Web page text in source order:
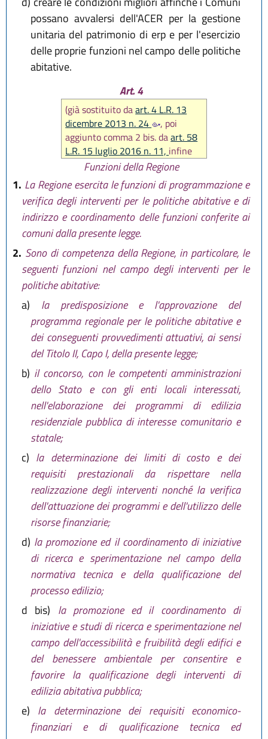
possano avvalersi dell'ACER per la gestione
unitaria del patrimonio di erp e per l'esercizio
delle proprie funzioni nel campo delle politiche
abitative.
Art. 4
(già sostituito daart. 4 L.R. 13
dicembre 2013 n. 24
, poi
aggiunto comma 2 bis. daart. 58
L.R. 15 luglio 2016 n. 11, infine
aggiunti lett. d bis) al comma 2 e
comma 5 bis. da
art. 2 L.R. 23
dicembre 2016 n. 25,aggiunta
lett. e bis) comma 2 daart. 15 L.R.
30 luglio 2019, n.13)
Funzioni della Regione
1. La Regione esercita le funzioni di programmazione e
verifica degli interventi per le politiche abitative e di
indirizzo e coordinamento delle funzioni conferite ai
comuni dalla presente legge.
2. Sono di competenza della Regione, in particolare, le
seguenti funzioni nel campo degli interventi per le
politiche abitative:
a)
la predisposizione e l'approvazione del
programma regionale per le politiche abitative e
dei conseguenti provvedimenti attuativi, ai sensi
del Titolo II, Capo I, della presente legge;
b) il concorso, con le competenti amministrazioni
dello Stato e con gli enti locali interessati,
nell'elaborazione dei programmi di edilizia
residenziale pubblica di interesse comunitario e
statale;
c) la determinazione dei limiti di costo e dei
requisiti prestazionali da rispettare nella
realizzazione degli interventi nonché la verifica
dell'attuazione dei programmi e dell'utilizzo delle
risorse finanziarie;
d) la promozione ed il coordinamento di iniziative
di ricerca e sperimentazione nel campo della
normativa tecnica e della qualificazione del
processo edilizio;
d bis) la promozione ed il coordinamento di
iniziative e studi di ricerca e sperimentazione nel
campo dell'accessibilità e fruibilità degli edifici e
del benessere ambientale per consentire e
favorire la qualificazione degli interventi di
edilizia abitativa pubblica;
e) la determinazione dei requisiti economico-
finanziari e di qualificazione tecnica ed